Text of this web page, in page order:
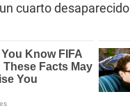
cuarto